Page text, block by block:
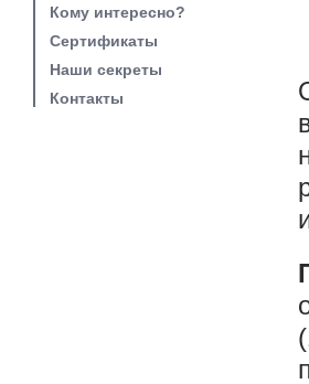
Кому интересно?
Сертификаты
Наши секреты
Контакты